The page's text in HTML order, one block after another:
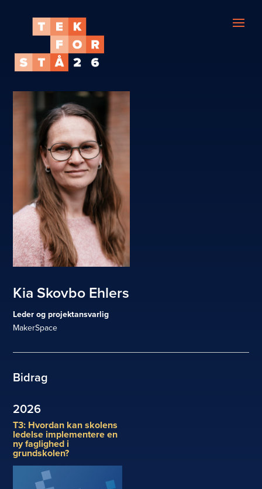
Kia Skovbo Ehlers
Leder og projektansvarlig
MakerSpace
Bidrag
2026
T3: Hvordan kan skolens
ledelse implementere en
ny faglighed i
grundskolen?